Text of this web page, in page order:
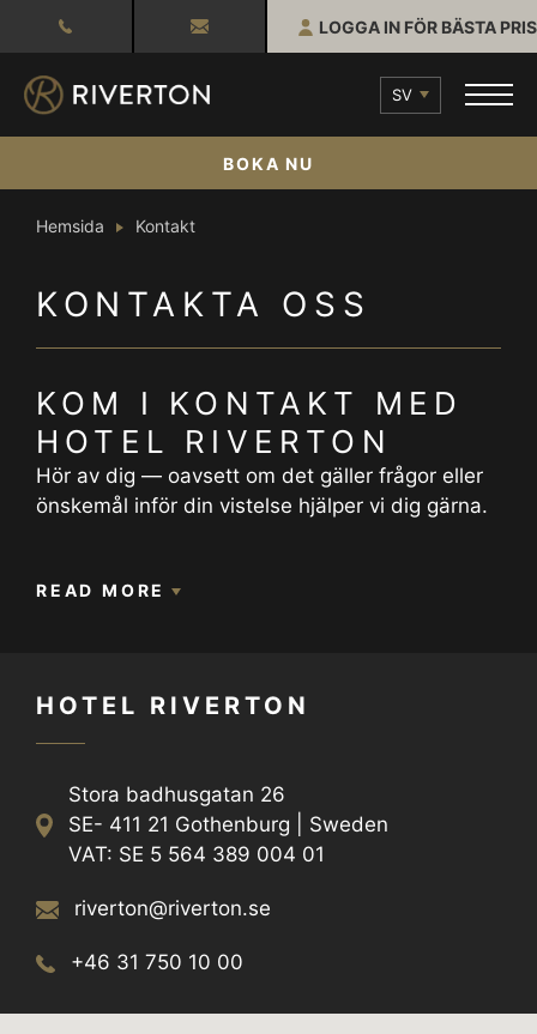
LOGGA IN FÖR BÄSTA PRIS
SV
BOKA NU
Hemsida Kontakt
KONTAKTA OSS
KOM I KONTAKT MED
HOTEL RIVERTON
Hör av dig — oavsett om det gäller frågor eller
önskemål inför din vistelse hjälper vi dig gärna.
dagar om året.
READ MORE
HOTEL RIVERTON
Stora badhusgatan 26
SE- 411 21 Gothenburg | Sweden
VAT: SE 5 564 389 004 01
riverton@riverton.se
+46 31 750 10 00